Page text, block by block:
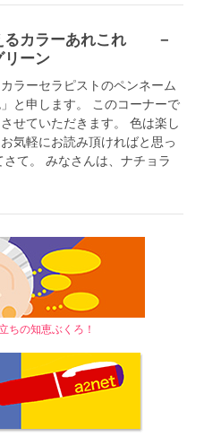
ーン
ラーセラピストのペンネーム
」と申します。 このコーナーで
せていただきます。 色は楽し
気軽にお読み頂ければと思っ
さて。 みなさんは、ナチョラ
ちの知恵ぶくろ！